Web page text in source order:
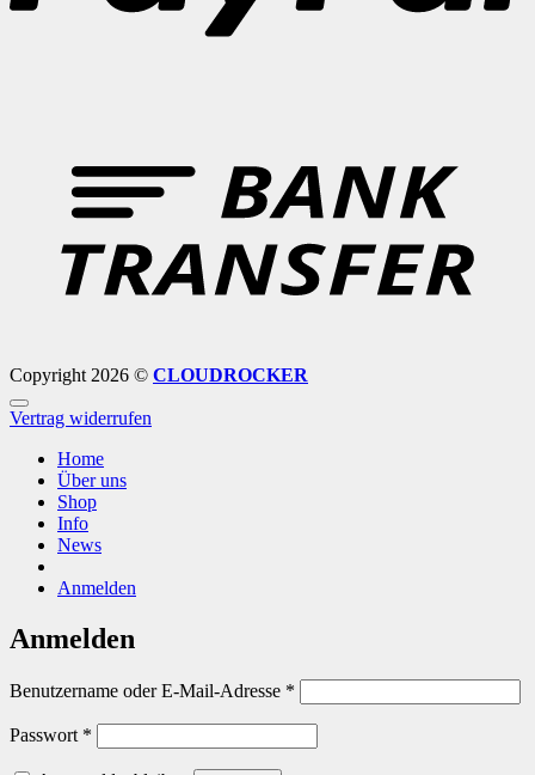
Copyright 2026 © CLOUDROCKER
Vertrag widerrufen
Home
Über uns
Shop
Info
News
Anmelden
Anmelden
Benutzername oder E-Mail-Adresse *
Passwort *